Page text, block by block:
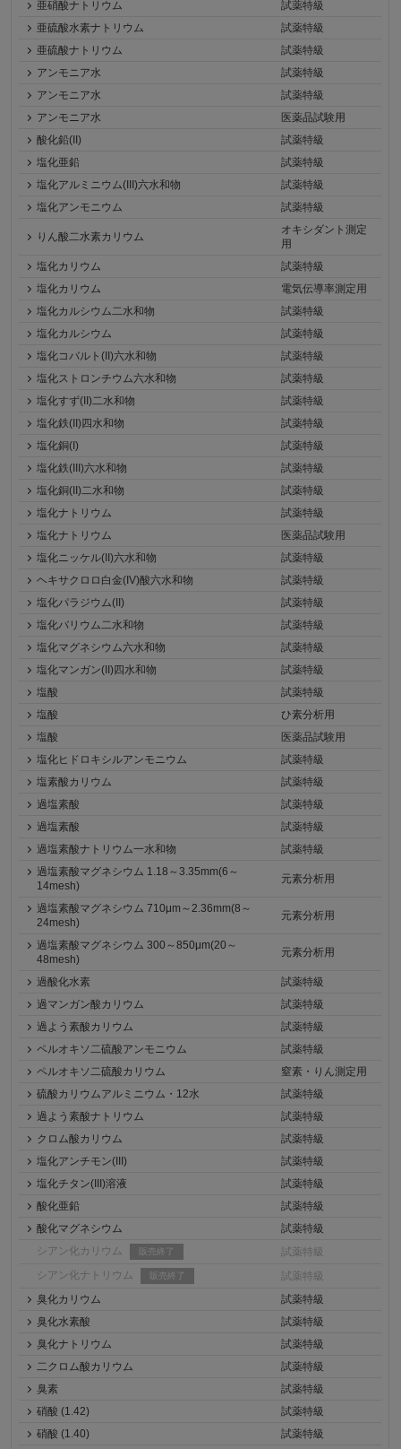
亜硝酸ナトリウム
試薬特級
亜硫酸水素ナトリウム
試薬特級
亜硫酸ナトリウム
試薬特級
アンモニア水
試薬特級
アンモニア水
試薬特級
アンモニア水
医薬品試験用
酸化鉛(II)
試薬特級
塩化亜鉛
試薬特級
塩化アルミニウム(III)六水和物
試薬特級
塩化アンモニウム
試薬特級
りん酸二水素カリウム
オキシダント測定
用
塩化カリウム
試薬特級
塩化カリウム
電気伝導率測定用
塩化カルシウム二水和物
試薬特級
塩化カルシウム
試薬特級
塩化コバルト(II)六水和物
試薬特級
塩化ストロンチウム六水和物
試薬特級
塩化すず(II)二水和物
試薬特級
塩化鉄(II)四水和物
試薬特級
塩化銅(I)
試薬特級
塩化鉄(III)六水和物
試薬特級
塩化銅(II)二水和物
試薬特級
塩化ナトリウム
試薬特級
塩化ナトリウム
医薬品試験用
塩化ニッケル(II)六水和物
試薬特級
ヘキサクロロ白金(IV)酸六水和物
試薬特級
塩化パラジウム(II)
試薬特級
塩化バリウム二水和物
試薬特級
塩化マグネシウム六水和物
試薬特級
塩化マンガン(II)四水和物
試薬特級
塩酸
試薬特級
塩酸
ひ素分析用
塩酸
医薬品試験用
塩化ヒドロキシルアンモニウム
試薬特級
塩素酸カリウム
試薬特級
過塩素酸
試薬特級
過塩素酸
試薬特級
過塩素酸ナトリウム一水和物
試薬特級
過塩素酸マグネシウム 1.18～3.35mm(6～
14mesh)
元素分析用
過塩素酸マグネシウム 710μm～2.36mm(8～
24mesh)
元素分析用
過塩素酸マグネシウム 300～850μm(20～
48mesh)
元素分析用
過酸化水素
試薬特級
過マンガン酸カリウム
試薬特級
過よう素酸カリウム
試薬特級
ペルオキソ二硫酸アンモニウム
試薬特級
ペルオキソ二硫酸カリウム
窒素・りん測定用
硫酸カリウムアルミニウム・12水
試薬特級
過よう素酸ナトリウム
試薬特級
クロム酸カリウム
試薬特級
塩化アンチモン(III)
試薬特級
塩化チタン(III)溶液
試薬特級
酸化亜鉛
試薬特級
酸化マグネシウム
試薬特級
シアン化カリウム
販売終了
試薬特級
シアン化ナトリウム
販売終了
試薬特級
臭化カリウム
試薬特級
臭化水素酸
試薬特級
臭化ナトリウム
試薬特級
二クロム酸カリウム
試薬特級
臭素
試薬特級
硝酸 (1.42)
試薬特級
硝酸 (1.40)
試薬特級